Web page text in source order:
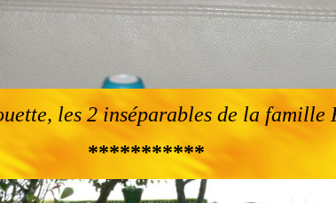
les 2 inséparables de la famille
***********